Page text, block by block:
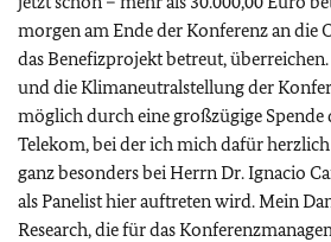
morgen am Ende der Konferenz an die
das Benefizprojekt betreut,
und die Klimaneutralstellung der
möglich durch eine großzügige Spende
Telekom, bei der ich mich dafür
ganz besonders bei Herrn Dr. Ignacio
als Panelist hier auftreten wird. Mein
Research, die für das